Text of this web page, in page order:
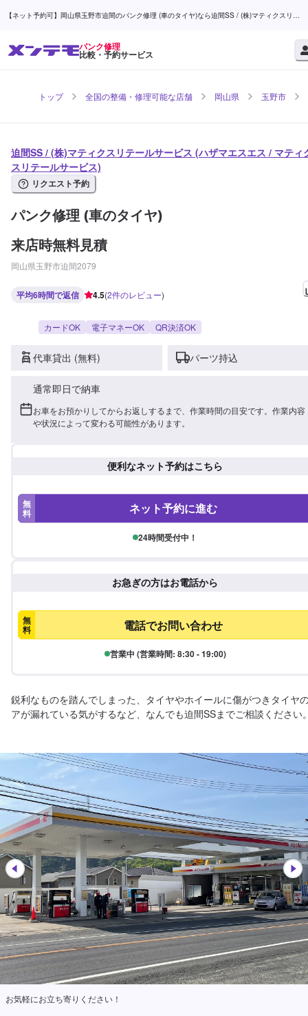
【ネット予約可】岡山県玉野市迫間のパンク修理 (車のタイヤ)なら迫間SS / (株)マティクスリテ
パンク修理
比較・予約サービス
トップ 全国の整備・修理可能な店舗 岡山県 玉野市
迫間SS / (株)マティクスリテールサービス (ハザマエスエス / マティ
スリテールサービス)
リクエスト予約
パンク修理 (車のタイヤ)
来店時無料見積
岡山県玉野市迫間2079
平均6時間で返信 4.5(2件のレビュー)
カードOK 電子マネーOK QR決済OK
代車貸出 (無料) パーツ持込
通常即日で納車
お車をお預かりしてからお返しするまで、作業時間の目安です。作業内容
や状況によって変わる可能性があります。
便利なネット予約はこちら
無
料 ネット予約に進む
24時間受付中！
お急ぎの方はお電話から
無
料 電話でお問い合わせ
営業中 (営業時間: 8:30 - 19:00)
鋭利なものを踏んでしまった、タイヤやホイールに傷がつきタイヤ
アが漏れている気がするなど、なんでも迫間SSまでご相談ください
お気軽にお立ち寄りください！